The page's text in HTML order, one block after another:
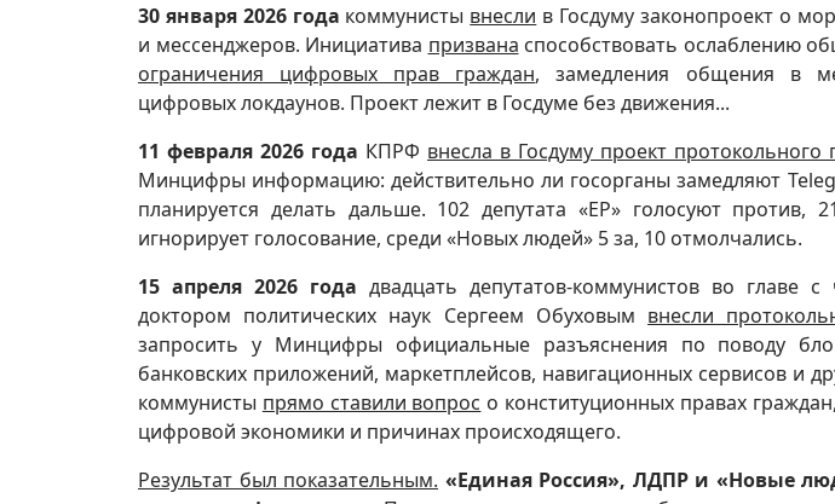
30 января 2026 года коммунисты внесли в Госдуму законопроект о
и мессенджеров. Инициатива призвана способствовать ослаблению
ограничения цифровых прав граждан, замедления общения в
цифровых локдаунов. Проект лежит в Госдуме без движения...
11 февраля 2026 года КПРФ внесла в Госдуму проект протокольного
Минцифры информацию: действительно ли госорганы замедляют
планируется делать дальше. 102 депутата «ЕР» голосуют
игнорирует голосование, среди «Новых людей» 5 за, 10 отмолчались.
15 апреля 2026 года двадцать депутатов-коммунистов во
доктором политических наук Сергеем Обуховым внесли
запросить у Минцифры официальные разъяснения по поводу
банковских приложений, маркетплейсов, навигационных сервисов и
коммунисты прямо ставили вопрос о конституционных правах
цифровой экономики и причинах происходящего.
Результат был показательным. «Единая Россия», ЛДПР и «Новые